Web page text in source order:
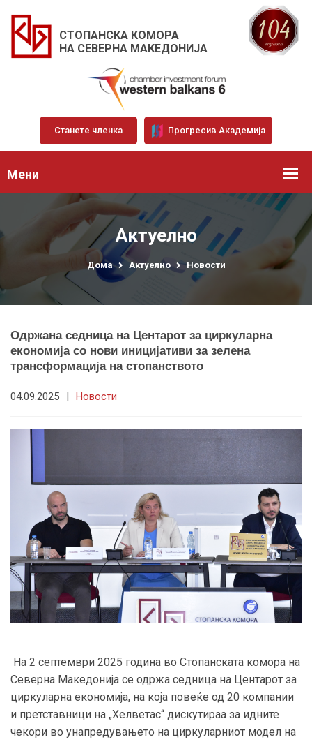
СТОПАНСКА КОМОРА
НА СЕВЕРНА МАКЕДОНИЈА
Станете членка Прогресив Академија
Мени
Актуелно
Дома Актуелно Новости
Одржана седница на Центарот за циркуларна
економија со нови иницијативи за зелена
трансформација на стопанството
04.09.2025 | Новости
На 2 септември 2025 година во Стопанската комора на
Северна Македонија се одржа седница на Центарот за
циркуларна економија, на која повеќе од 20 компании
и претставници на „Хелветас“ дискутираа за идните
чекори во унапредувањето на циркуларниот модел на